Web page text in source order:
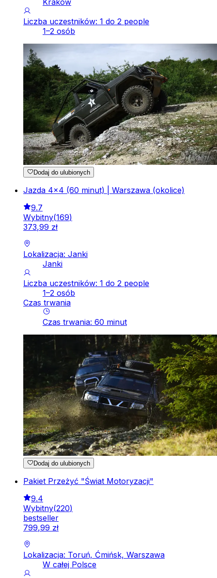
Liczba uczestników: 1 do 2 people
1–2 osób
Dodaj do ulubionych
Jazda 4x4 (60 minut) | Warszawa (okolice)
9.7
Wybitny(169)
373,99 zł
Lokalizacja: Janki
Janki
Liczba uczestników: 1 do 2 people
1–2 osób
Czas trwania
Czas trwania: 60 minut
Dodaj do ulubionych
Pakiet Przeżyć "Świat Motoryzacji"
9.4
Wybitny(220)
bestseller
799,99 zł
Lokalizacja: Toruń, Ćmińsk, Warszawa
W całej Polsce